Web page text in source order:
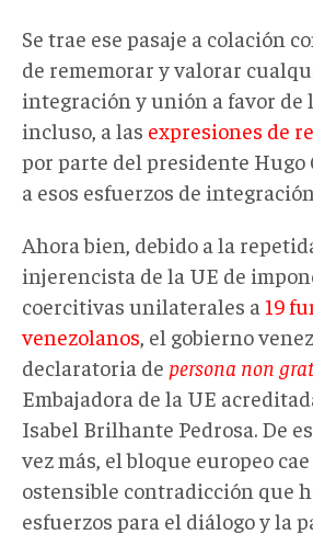
Se trae ese pasaje a colación
de rememorar y valorar
integración y unión a favor de
incluso, a las expresiones de
por parte del presidente Hugo
a esos esfuerzos de
Ahora bien, debido a la
injerencista de la UE de
coercitivas unilaterales a 19
venezolanos , el gobierno
declaratoria de persona non
Embajadora de la UE
Isabel Brilhante Pedrosa. De
vez más, el bloque europeo
ostensible contradicción que
esfuerzos para el diálogo y la